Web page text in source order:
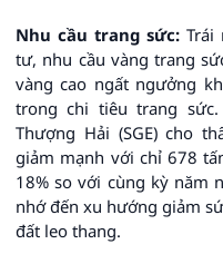
Nhu cầu trang sức:Trái
tư, nhu cầu vàng trang
vàng cao ngất ngưởng
trong chi tiêu trang
Thượng Hải (SGE) cho
giảm mạnh với chỉ 678
18% so với cùng kỳ năm
nhớ đến xu hướng giảm
đất leo thang.